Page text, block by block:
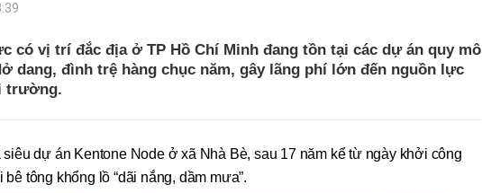
có vị trí đắc địa ở TP Hồ Chí Minh đang tồn tại các dự án quy mô
dang, đình trệ hàng chục năm, gây lãng phí lớn đến nguồn lực
trường.
siêu dự án Kentone Node ở xã Nhà Bè, sau 17 năm kể từ ngày khởi công
bê tông khổng lồ “dãi nắng, dầm mưa”.